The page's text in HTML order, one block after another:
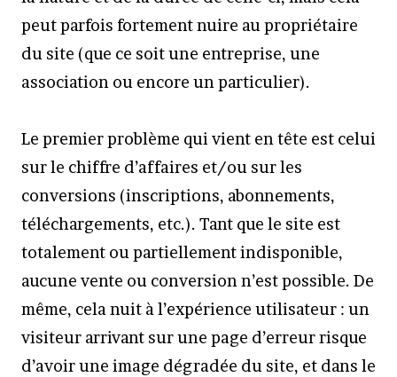
peut parfois fortement nuire au propriétaire
du site (que ce soit une entreprise, une
association ou encore un particulier).
Le premier problème qui vient en tête est celui
sur le chiffre d’affaires et/ou sur les
conversions (inscriptions, abonnements,
téléchargements, etc.). Tant que le site est
totalement ou partiellement indisponible,
aucune vente ou conversion n’est possible. De
même, cela nuit à l’expérience utilisateur : un
visiteur arrivant sur une page d’erreur risque
d’avoir une image dégradée du site, et dans le